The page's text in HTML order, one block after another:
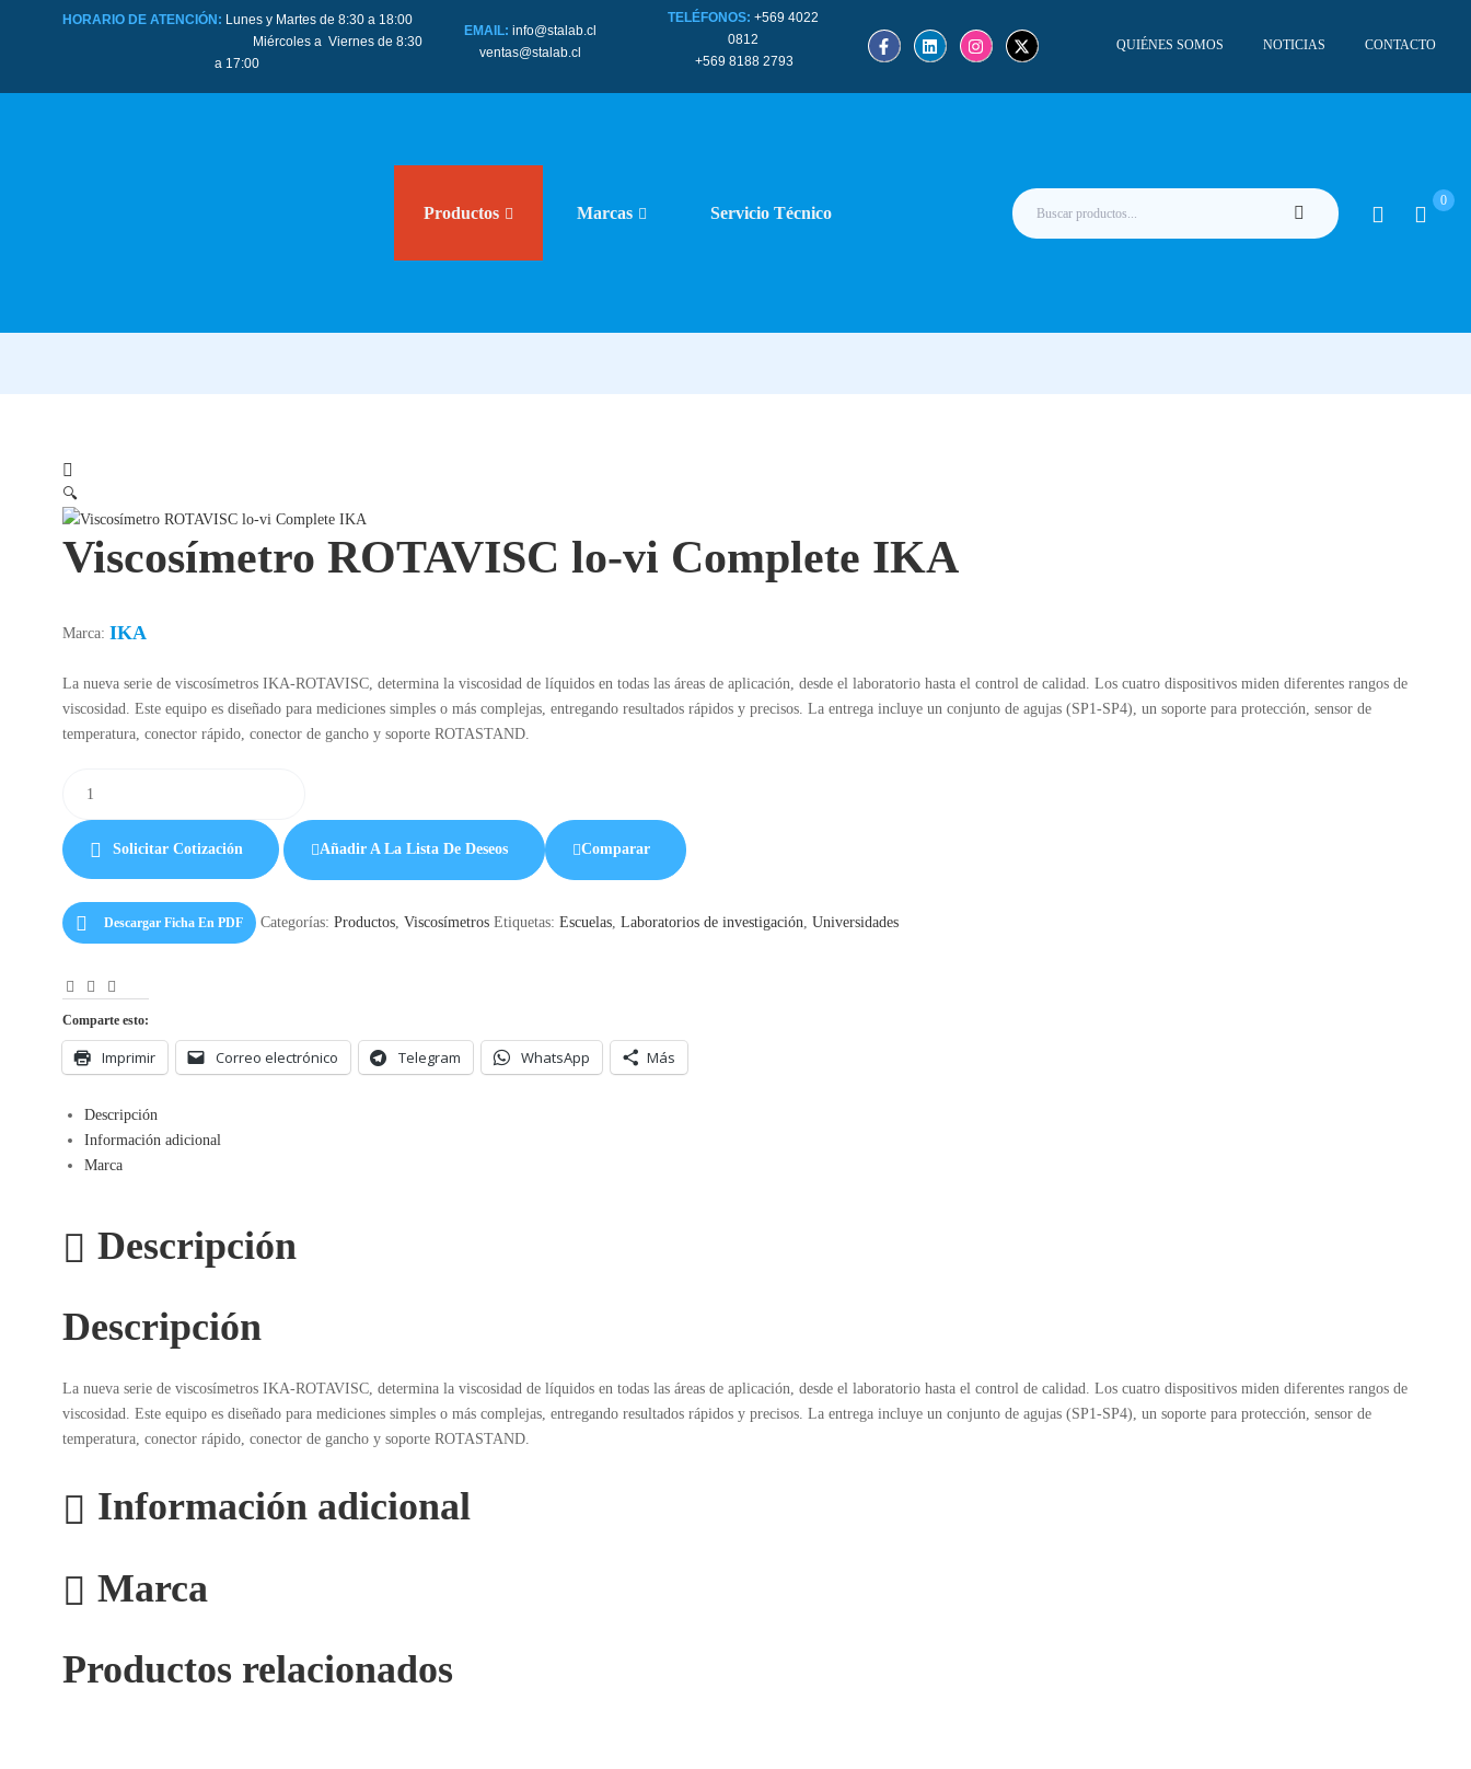
HORARIO DE ATENCIÓN: Lunes y Martes de 8:30 a 18:00
Miércoles a Viernes de 8:30
a 17:00
EMAIL:info@stalab.cl
ventas@stalab.cl
TELÉFONOS: +569 4022
0812
+569 8188 2793
QUIÉNES SOMOS NOTICIAS CONTACTO
Productos Marcas Servicio Técnico
0
🔍
Viscosímetro ROTAVISC lo-vi Complete IKA
Marca: IKA
La nueva serie de viscosímetros IKA-ROTAVISC, determina la viscosidad de líquidos en todas las áreas de aplicación, desde el laboratorio hasta el control de calidad. Los cuatro dispositivos miden diferentes rangos de
viscosidad. Este equipo es diseñado para mediciones simples o más complejas, entregando resultados rápidos y precisos. La entrega incluye un conjunto de agujas (SP1-SP4), un soporte para protección, sensor de
temperatura, conector rápido, conector de gancho y soporte ROTASTAND.
Solicitar Cotización Añadir A La Lista De Deseos Comparar
Descargar Ficha En PDF Categorías: Productos Viscosímetros Etiquetas: Escuelas Laboratorios de investigación Universidades
FacebookLinkedIn
Comparte esto:
Imprimir Correo electrónico Telegram WhatsApp Más
Descripción
Información adicional
Marca
Descripción
Descripción
La nueva serie de viscosímetros IKA-ROTAVISC, determina la viscosidad de líquidos en todas las áreas de aplicación, desde el laboratorio hasta el control de calidad. Los cuatro dispositivos miden diferentes rangos de
viscosidad. Este equipo es diseñado para mediciones simples o más complejas, entregando resultados rápidos y precisos. La entrega incluye un conjunto de agujas (SP1-SP4), un soporte para protección, sensor de
temperatura, conector rápido, conector de gancho y soporte ROTASTAND.
Información adicional
Marca
Productos relacionados